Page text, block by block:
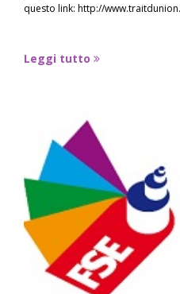
questo link: http://
Leggi tutto